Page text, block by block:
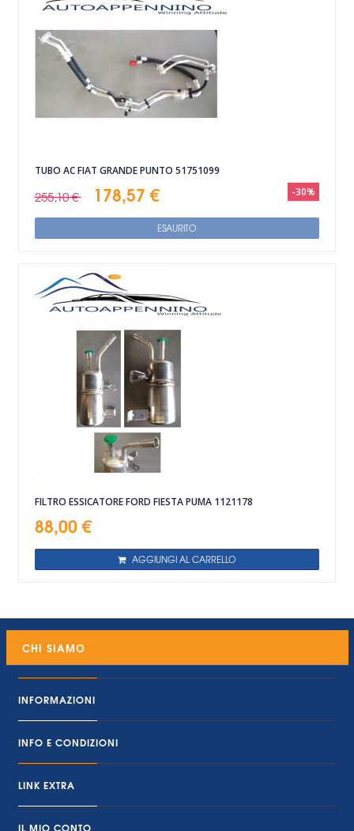
TUBO AC FIAT GRANDE PUNTO 51751099
255,10 € 178,57 € -30%
ESAURITO
FILTRO ESSICATORE FORD FIESTA PUMA 1121178
88,00 €
AGGIUNGI AL CARRELLO
CHI SIAMO
INFORMAZIONI
INFO E CONDIZIONI
LINK EXTRA
IL MIO CONTO